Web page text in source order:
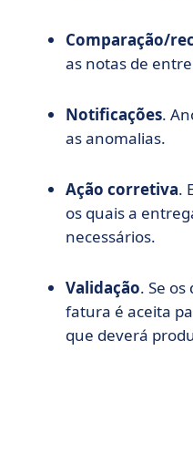
Comparação/
as notas de
Notificações.
as anomalias.
Ação corretiva.
os quais a
necessários.
Validação. Se
fatura é aceita
que deverá